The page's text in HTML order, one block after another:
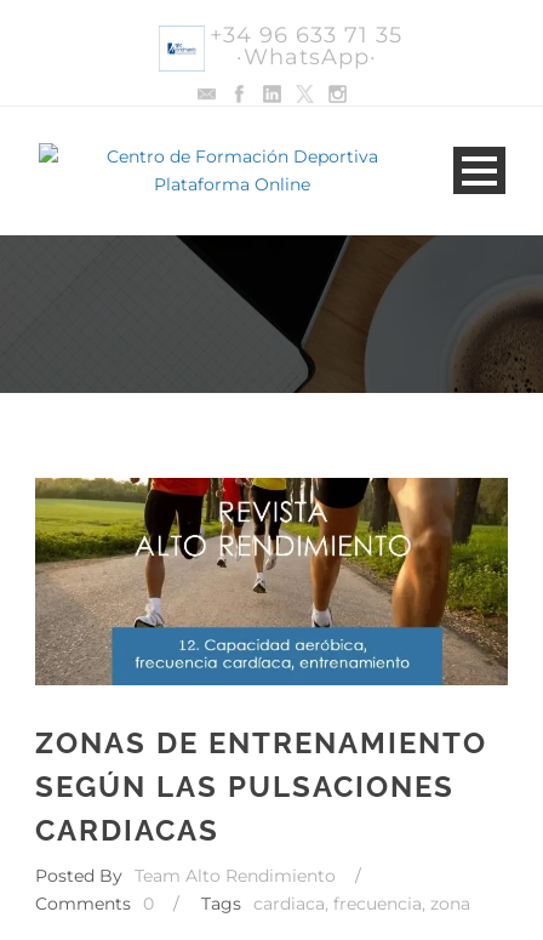
+34 96 633 71 35
·WhatsApp·
ZONAS DE ENTRENAMIENTO
SEGÚN LAS PULSACIONES
CARDIACAS
Posted By Team Alto Rendimiento
/
Comments
0 / Tags cardiaca, frecuencia, zona